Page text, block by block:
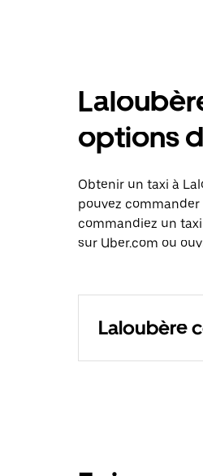
options
Obtenir un taxi à
pouvez
commandiez un
sur Uber.com ou
Laloubère